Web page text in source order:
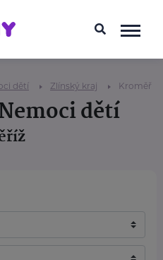
dětí Zlínský kraj Kroměříž
dětí